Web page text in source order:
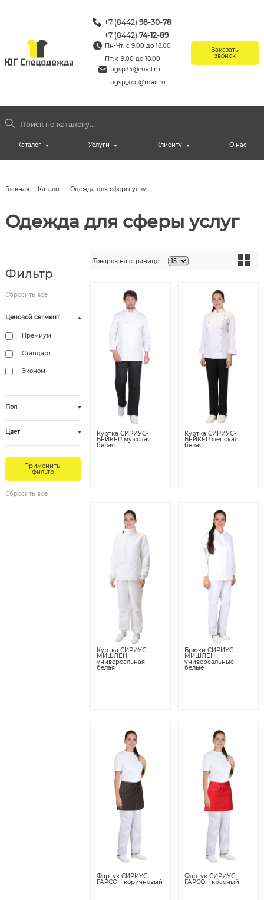
+7 (8442) 98-30-78
+7 (8442) 74-12-89
Пн-Чт: с 9:00 до 18:00
Пт: с 9:00 до 18:00
ugsp34@mail.ru
ugsp_opt@mail.ru
Заказать
звонок
Каталог Услуги Клиенту О нас
Главная- Каталог- Одежда для сферы услуг
Одежда для сферы услуг
Фильтр
Ценовой сегмент
Премиум
Стандарт
Эконом
Пол
Цвет
Товаров на странице:
Куртка СИРИУС-
БЕЙКЕР мужская
белая
Куртка СИРИУС-
БЕЙКЕР женская
белая
Куртка СИРИУС-
МИШЛЕН
универсальная
белая
Брюки СИРИУС-
МИШЛЕН
универсальные
белые
Фартук СИРИУС-
ГАРСОН коричневый
Фартук СИРИУС-
ГАРСОН красный